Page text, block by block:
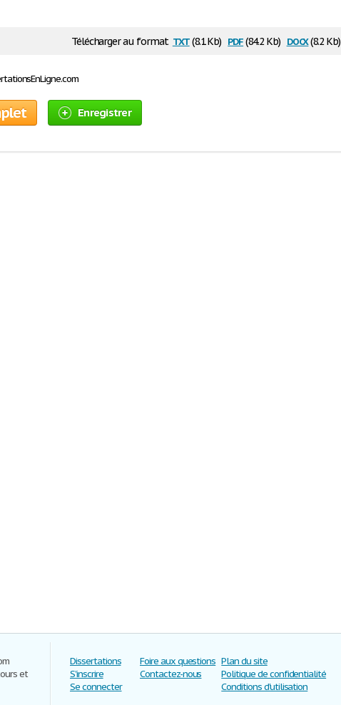
Télécharger au format txt(8.1 Kb) pdf(84.2 Kb) docx(8.2 Kb)
Enregistrer
et
Dissertations
S'inscrire
Se connecter
Foire aux questions
Contactez-nous
Plan du site
Politique de confidentialité
Conditions d'utilisation